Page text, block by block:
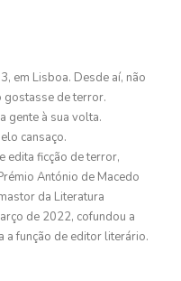
em Lisboa. Desde aí, não
gostasse de terror.
gente à sua volta.
cansaço.
edita ficção de terror,
António de Macedo
da Literatura
de 2022, cofundou a
a função de editor literário.